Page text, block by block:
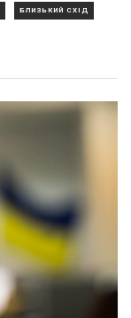
БЛИЗЬКИЙ СХІД